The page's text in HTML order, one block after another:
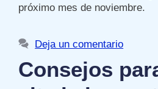
próximo mes de noviembre.
Deja un comentario
Consejos